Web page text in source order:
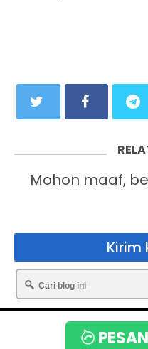
Mohon maaf,
Kirim
Copyright © 2020
By: